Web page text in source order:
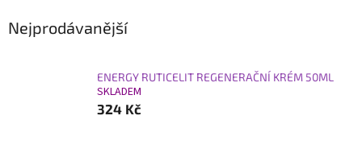
Nejprodávanější
ENERGY RUTICELIT REGENERAČNÍ KRÉM 50ML
SKLADEM
324 Kč